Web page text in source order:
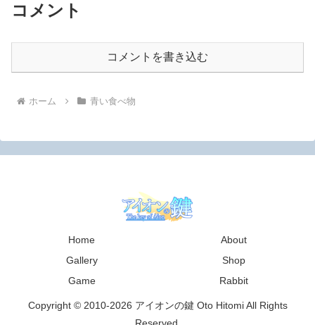
コメント
コメントを書き込む
ホーム 青い食べ物
Home
About
Gallery
Shop
Game
Rabbit
Copyright © 2010-2026 アイオンの鍵 Oto Hitomi All Rights